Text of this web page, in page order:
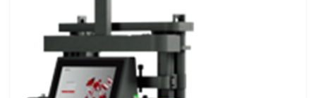
個人の成長シナリオ、キャリアパス
SERVICE
ITエンジニアリングサービス(SES)